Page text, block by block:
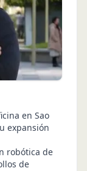
en Sao
expansión
robótica de
de